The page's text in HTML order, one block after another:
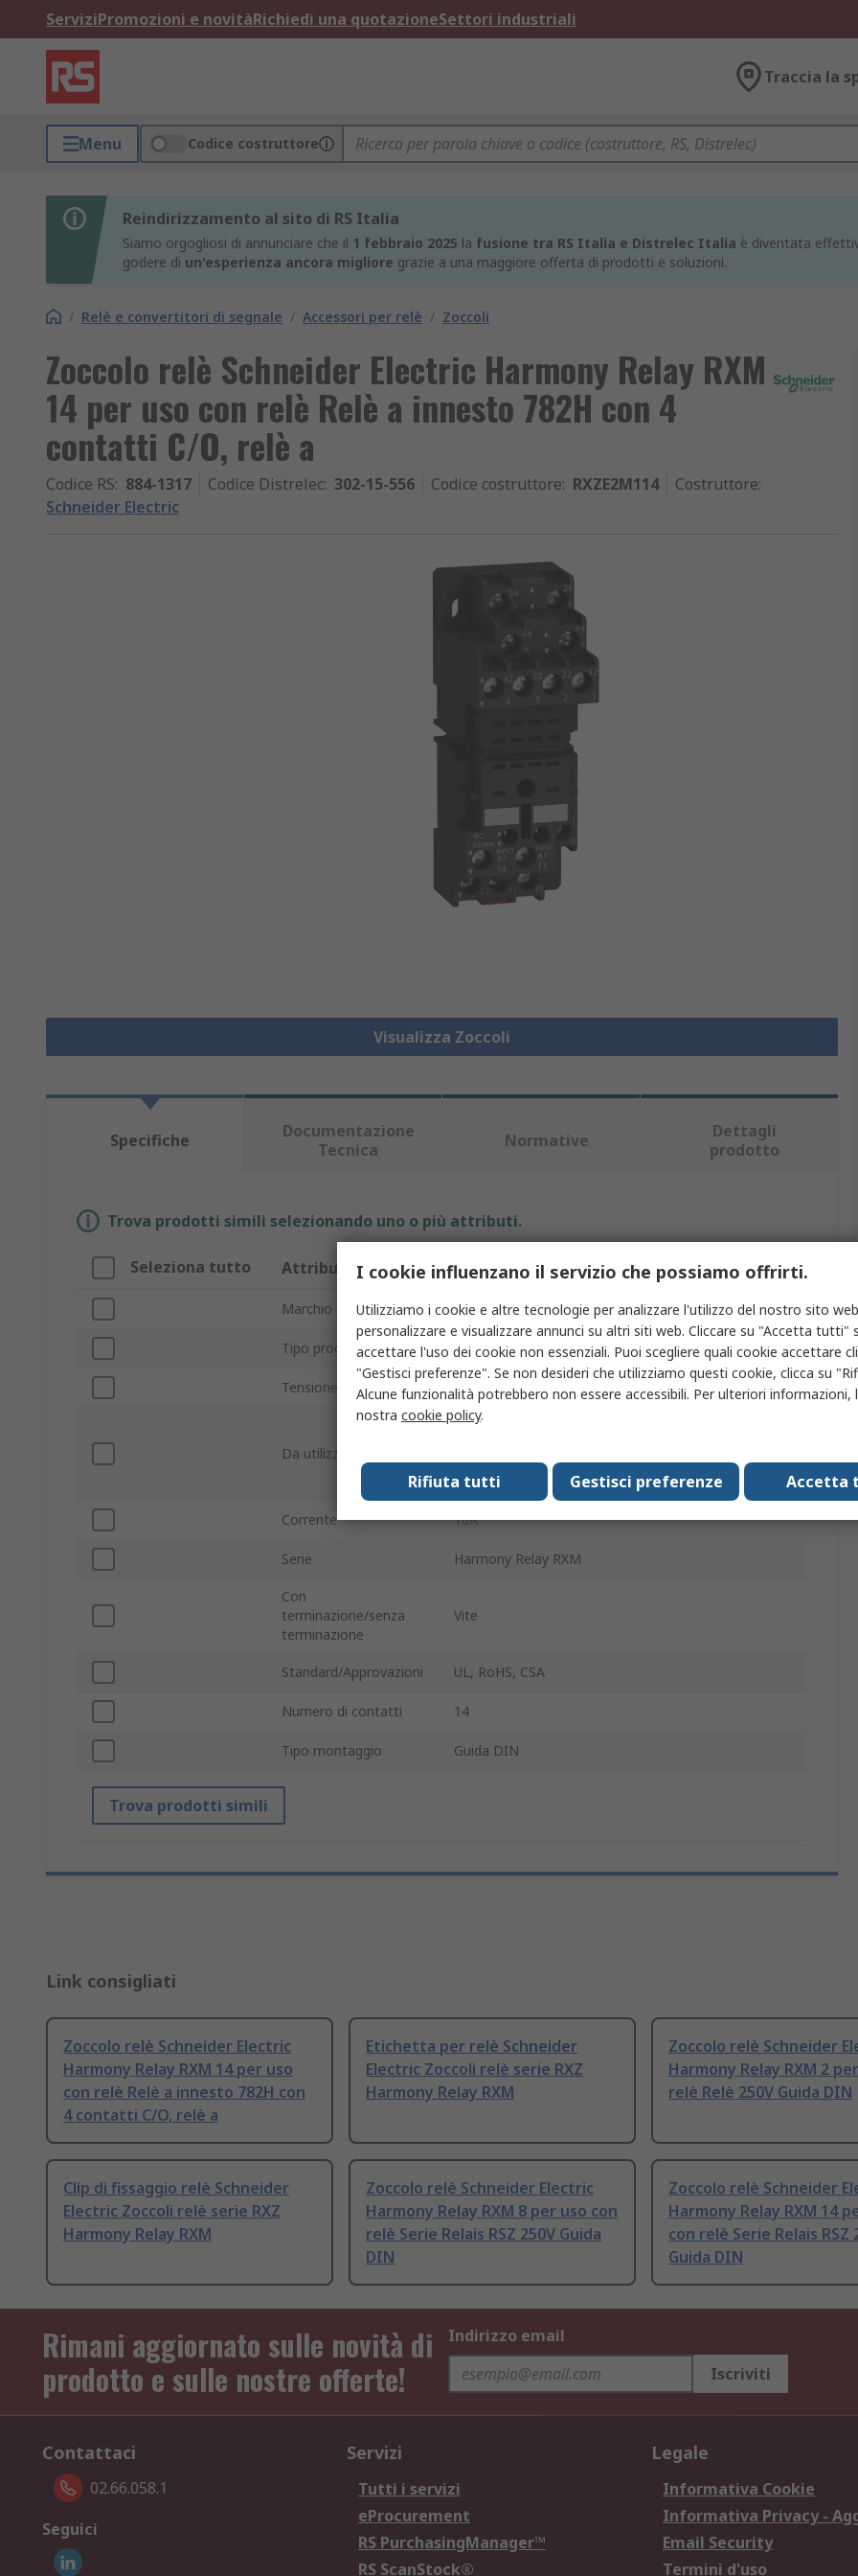
ServiziPromozioni e novitàRichiedi una quotazioneSettori industriali
Traccia la
Menu Codice costruttore
Reindirizzamento al sito di RS Italia
Siamo orgogliosi di annunciare che il 1 febbraio 2025 la fusione tra RS Italia e Distrelec Italia è diventata
godere di un'esperienza ancora migliore grazie a una maggiore offerta di prodotti e soluzioni.
/ Relè e convertitori di segnale / Accessori per relè / Zoccoli
Zoccolo relè Schneider Electric Harmony Relay RXM
14 per uso con relè Relè a innesto 782H con 4
contatti C/O, relè a
Codice RS: 884-1317 Codice Distrelec: 302-15-556 Codice costruttore: RXZE2M114 Costruttore:
Schneider Electric
Visualizza Zoccoli
Specifiche
Documentazione
Tecnica
Normative
Dettagli
prodotto
Trova prodotti simili selezionando uno o più attributi.
Seleziona tutto Attributo Valore
Marchio Schneider Electric
Tipo prodotto Zoccolo relè
Tensione 250V
Da utilizzare con
Relè a innesto 782H con 4 contatti C/O, relè a
con 4 contatti C/O, relè a innesto RXM con 2 contatti
C/O, relè a innesto RXM con 4 contatti C/O
Corrente 10A
Serie Harmony Relay RXM
Con
terminazione/senza
terminazione
Vite
Standard/Approvazioni UL, RoHS, CSA
Numero di contatti 14
Tipo montaggio Guida DIN
Trova prodotti simili
Link consigliati
Zoccolo relè Schneider Electric
Harmony Relay RXM 14 per uso
con relè Relè a innesto 782H con
4 contatti C/O, relè a
Etichetta per relè Schneider
Electric Zoccoli relè serie RXZ
Harmony Relay RXM
Zoccolo relè Schneider
Harmony Relay RXM 2
relè Relè 250V Guida DIN
Clip di fissaggio relè Schneider
Electric Zoccoli relè serie RXZ
Harmony Relay RXM
Zoccolo relè Schneider Electric
Harmony Relay RXM 8 per uso con
relè Serie Relais RSZ 250V Guida
DIN
Zoccolo relè Schneider
Harmony Relay RXM 14
con relè Serie Relais RSZ
Guida DIN
Rimani aggiornato sulle novità di
prodotto e sulle nostre offerte!
Indirizzo email
Iscriviti
Contattaci
02.66.058.1
Seguici
Servizi
Tutti i servizi
eProcurement
RS PurchasingManager™
RS ScanStock®
Legale
Informativa Cookie
Informativa Privacy -
Email Security
Termini d'uso
I cookie influenzano il servizio che possiamo offrirti.
Utilizziamo i cookie e altre tecnologie per analizzare l'utilizzo del nostro sito
personalizzare e visualizzare annunci su altri siti web. Cliccare su "Accetta tutti"
accettare l'uso dei cookie non essenziali. Puoi scegliere quali cookie accettare
"Gestisci preferenze". Se non desideri che utilizziamo questi cookie, clicca su
Alcune funzionalità potrebbero non essere accessibili. Per ulteriori informazioni,
nostra cookie policy.
Accetta
Gestisci preferenze
Rifiuta tutti